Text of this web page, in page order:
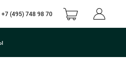
+7 (495) 748 98 70